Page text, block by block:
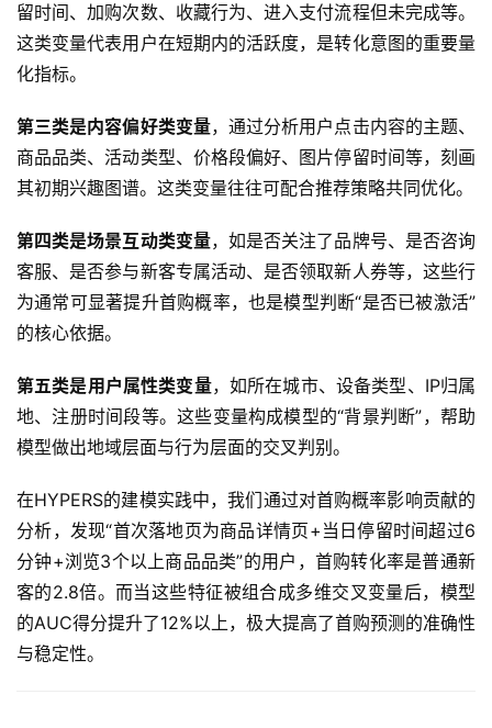
留时间、加购次数、收藏行为、进入支付流程但未完成等。
这类变量代表用户在短期内的活跃度，是转化意图的重要量
化指标。
第三类是内容偏好类变量，通过分析用户点击内容的主题、
商品品类、活动类型、价格段偏好、图片停留时间等，刻画
其初期兴趣图谱。这类变量往往可配合推荐策略共同优化。
第四类是场景互动类变量，如是否关注了品牌号、是否咨询
客服、是否参与新客专属活动、是否领取新人券等，这些行
为通常可显著提升首购概率，也是模型判断“是否已被激活”
的核心依据。
第五类是用户属性类变量，如所在城市、设备类型、IP归属
地、注册时间段等。这些变量构成模型的“背景判断”，帮助
模型做出地域层面与行为层面的交叉判别。
在HYPERS的建模实践中，我们通过对首购概率影响贡献的
分析，发现“首次落地页为商品详情页+当日停留时间超过6
分钟+浏览3个以上商品品类”的用户，首购转化率是普通新
客的2.8倍。而当这些特征被组合成多维交叉变量后，模型
的AUC得分提升了12%以上，极大提高了首购预测的准确性
与稳定性。